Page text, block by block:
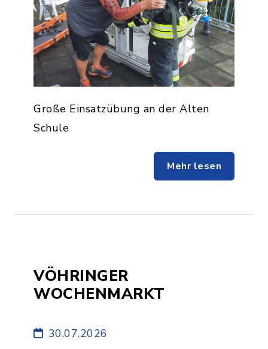
Große Einsatzübung an der Alten
Schule
Mehr lesen
VÖHRINGER
WOCHENMARKT
30.07.2026